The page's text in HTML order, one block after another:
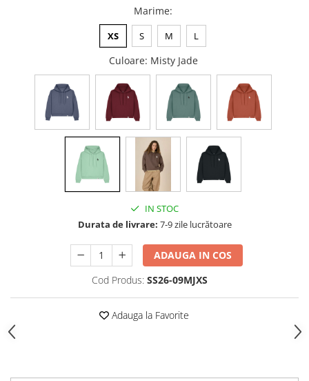
Marime:
XS S M L
Culoare: Misty Jade
IN STOC
Durata de livrare: 7-9 zile lucrătoare
ADAUGA IN COS
Cod Produs: SS26-09MJXS
Adauga la Favorite